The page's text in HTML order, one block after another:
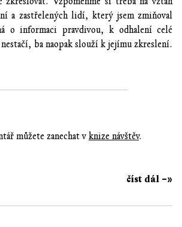
a zastřelených lidí, který jsem zmiňoval
o informaci pravdivou, k odhalení celé
ba naopak slouží k jejímu zkreslení.
můžete zanechat v knize návštěv.
číst dál –»